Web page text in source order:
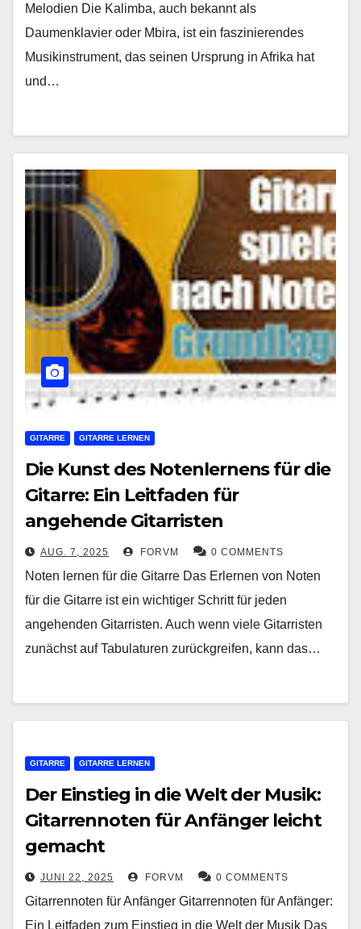
Melodien Die Kalimba, auch bekannt als
Daumenklavier oder Mbira, ist ein faszinierendes
Musikinstrument, das seinen Ursprung in Afrika hat
und…
GITARRE GITARRE LERNEN
Die Kunst des Notenlernens für die
Gitarre: Ein Leitfaden für
angehende Gitarristen
AUG. 7, 2025 FORVM 0 COMMENTS
Noten lernen für die Gitarre Das Erlernen von Noten
für die Gitarre ist ein wichtiger Schritt für jeden
angehenden Gitarristen. Auch wenn viele Gitarristen
zunächst auf Tabulaturen zurückgreifen, kann das…
GITARRE GITARRE LERNEN
Der Einstieg in die Welt der Musik:
Gitarrennoten für Anfänger leicht
gemacht
JUNI 22, 2025 FORVM 0 COMMENTS
Gitarrennoten für Anfänger Gitarrennoten für Anfänger:
Ein Leitfaden zum Einstieg in die Welt der Musik Das